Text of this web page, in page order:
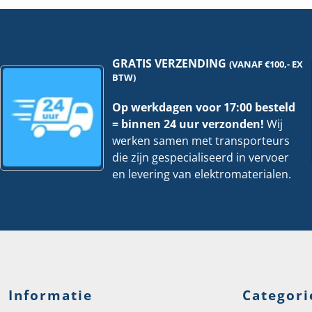
GRATIS VERZENDING(VANAF €100,- EX
BTW)
Op werkdagen voor 17:00 besteld
= binnen 24 uur verzonden! Wij
werken samen met transporteurs
die zijn gespecialiseerd in vervoer
en levering van elektromaterialen.
Informatie